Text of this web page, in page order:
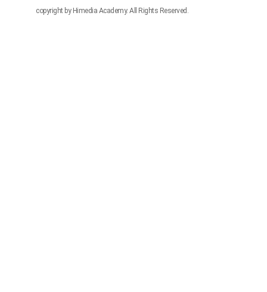
copyright by Himedia Academy. All Rights Reserved.